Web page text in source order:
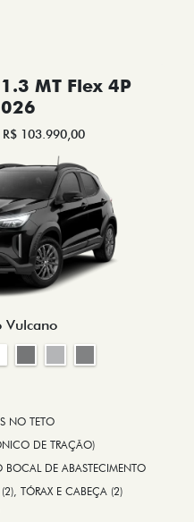
MT Flex 4P
103.990,00
Vulcano
NO TETO
DE TRAÇÃO)
BOCAL DE ABASTECIMENTO
TÓRAX E CABEÇA (2)